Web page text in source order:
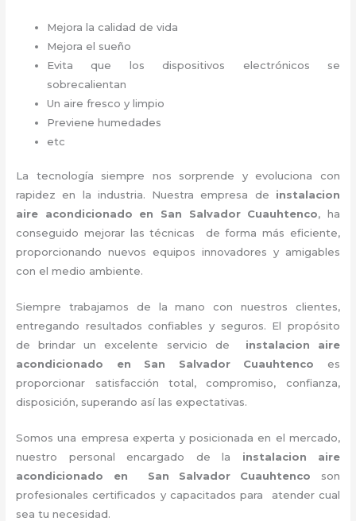
Mejora la calidad de vida
Mejora el sueño
Evita que los dispositivos electrónicos se
sobrecalientan
Un aire fresco y limpio
Previene humedades
etc
La tecnología siempre nos sorprende y evoluciona con
rapidez en la industria. Nuestra empresa de instalacion
aire acondicionado en San Salvador Cuauhtenco, ha
conseguido mejorar las técnicas de forma más eficiente,
proporcionando nuevos equipos innovadores y amigables
con el medio ambiente.
Siempre trabajamos de la mano con nuestros clientes,
entregando resultados confiables y seguros. El propósito
de brindar un excelente servicio de instalacion aire
acondicionado en San Salvador Cuauhtenco
es
proporcionar satisfacción total, compromiso, confianza,
disposición, superando así las expectativas.
Somos una empresa experta y posicionada en el mercado,
nuestro personal encargado de la instalacion aire
acondicionado en San Salvador Cuauhtenco
son
profesionales certificados y capacitados para atender cual
sea tu necesidad.